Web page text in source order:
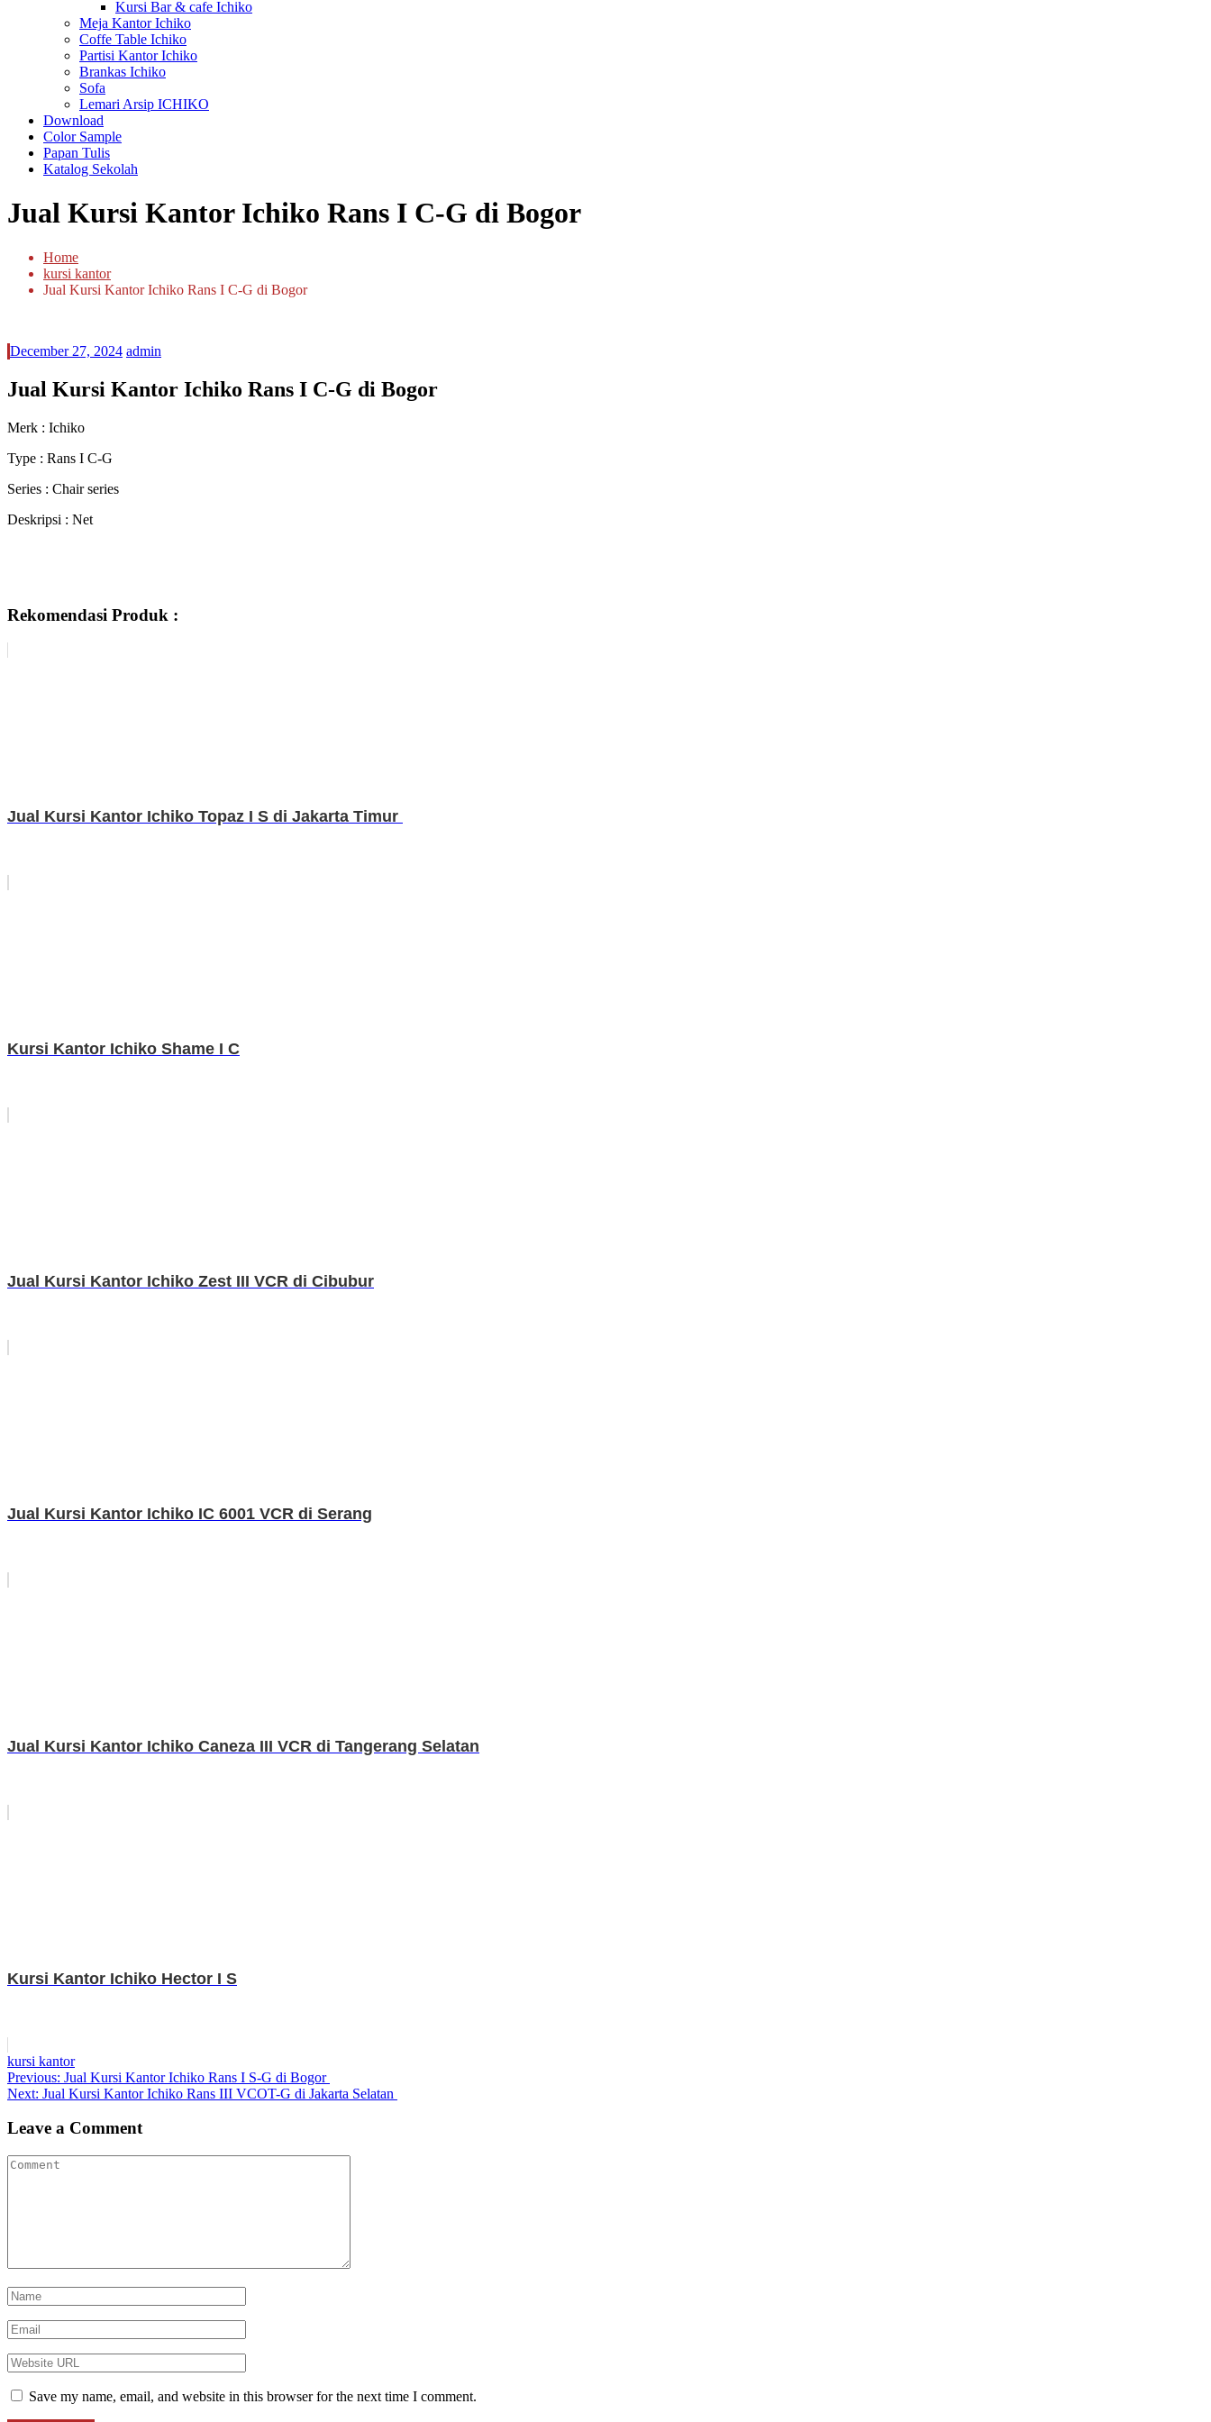
Kursi Bar & cafe Ichiko
Meja Kantor Ichiko
Coffe Table Ichiko
Partisi Kantor Ichiko
Brankas Ichiko
Sofa
Lemari Arsip ICHIKO
Download
Color Sample
Papan Tulis
Katalog Sekolah
Jual Kursi Kantor Ichiko Rans I C-G di Bogor
Home
kursi kantor
Jual Kursi Kantor Ichiko Rans I C-G di Bogor
December 27, 2024 admin
Jual Kursi Kantor Ichiko Rans I C-G di Bogor
Merk : Ichiko
Type : Rans I C-G
Series : Chair series
Deskripsi : Net
Rekomendasi Produk :
Jual Kursi Kantor Ichiko Topaz I S di Jakarta Timur
Kursi Kantor Ichiko Shame I C
Jual Kursi Kantor Ichiko Zest III VCR di Cibubur
Jual Kursi Kantor Ichiko IC 6001 VCR di Serang
Jual Kursi Kantor Ichiko Caneza III VCR di Tangerang Selatan
Kursi Kantor Ichiko Hector I S
kursi kantor
Post
navigation
Previous: Previous
post:
Jual Kursi Kantor Ichiko Rans I S-G di Bogor
Next: Next
Jual Kursi Kantor Ichiko Rans III VCOT-G di Jakarta Selatan
Leave a Comment
Save my name, email, and website in this browser for the next time I comment.